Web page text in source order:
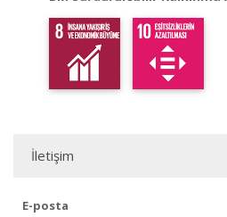
İletişim
E-posta